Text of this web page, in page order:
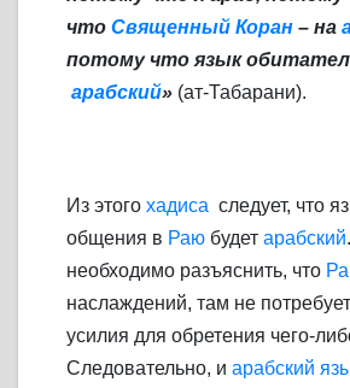
что Священный Коран – на
потому что язык
арабский» (ат-Табарани).
Из этого хадиса следует, что
общения в Раю будет арабский
необходимо разъяснить, что
наслаждений, там не
усилия для обретения чего-
Следовательно, и арабский